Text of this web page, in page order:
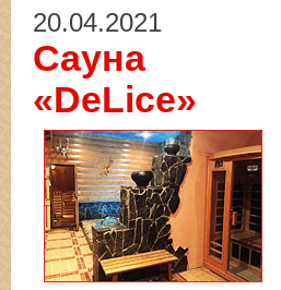
20.04.2021
Сауна
«DeLice»